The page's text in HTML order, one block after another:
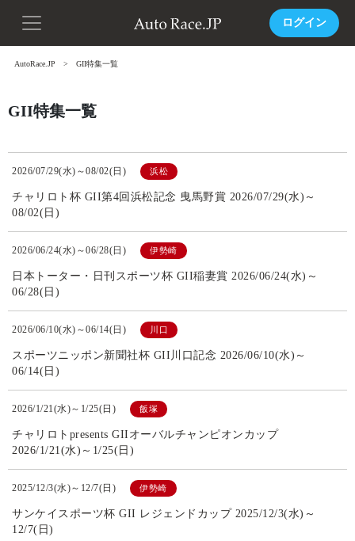
ログイン
AutoRace.JP GII特集一覧
GII特集一覧
2026/07/29(水)～08/02(日) 浜松
チャリロト杯 GII第4回浜松記念 曳馬野賞 2026/07/29(水)～
08/02(日)
2026/06/24(水)～06/28(日) 伊勢崎
日本トーター・日刊スポーツ杯 GII稲妻賞 2026/06/24(水)～
06/28(日)
2026/06/10(水)～06/14(日) 川口
スポーツニッポン新聞社杯 GII川口記念 2026/06/10(水)～
06/14(日)
2026/1/21(水)～1/25(日) 飯塚
チャリロトpresents GIIオーバルチャンピオンカップ
2026/1/21(水)～1/25(日)
2025/12/3(水)～12/7(日) 伊勢崎
サンケイスポーツ杯 GII レジェンドカップ 2025/12/3(水)～
12/7(日)